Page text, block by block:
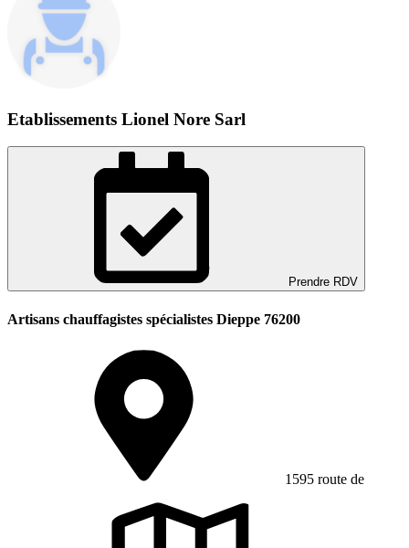
Etablissements Lionel Nore Sarl
Prendre RDV
Artisans chauffagistes spécialistes Dieppe 76200
1595 route de